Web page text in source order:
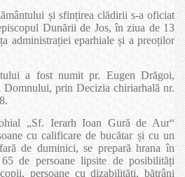
și sfințirea clădirii s-a oficiat
Dunării de Jos, în ziua de 13
administrației eparhiale și a preoților
a fost numit pr. Eugen Drăgoi,
Domnului, prin Decizia chiriarhală nr.
„Sf. Ierarh Ioan Gură de Aur“
cu calificare de bucătar și cu un
de duminici, se prepară hrana în
de persoane lipsite de posibilități
persoane cu dizabilități, bătrâni